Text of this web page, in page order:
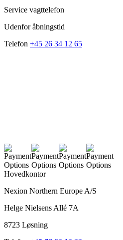
Service vagttelefon
Udenfor åbningstid
Telefon +45 26 34 12 65
Hovedkontor
Nexion Northern Europe A/S
Helge Nielsens Allé 7A
8723 Løsning